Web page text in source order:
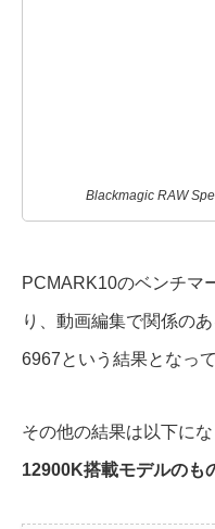
Blackmagic RAW
PCMARK10のベンチマ
り、動画編集で関係の
6967という結果となって
その他の結果は以下にな
12900K搭載モデルのも